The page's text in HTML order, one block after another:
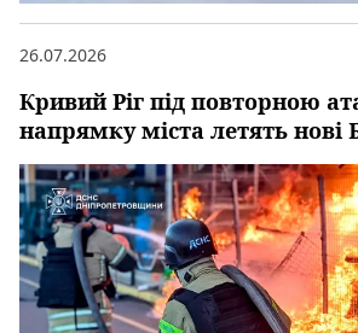
Кривий Ріг під повторною
напрямку міста летять нові
26.07.2026